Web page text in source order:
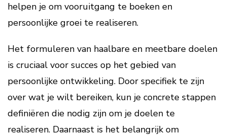
helpen je om vooruitgang te boeken en
persoonlijke groei te realiseren.
Het formuleren van haalbare en meetbare doelen
is cruciaal voor succes op het gebied van
persoonlijke ontwikkeling. Door specifiek te zijn
over wat je wilt bereiken, kun je concrete stappen
definiëren die nodig zijn om je doelen te
realiseren. Daarnaast is het belangrijk om